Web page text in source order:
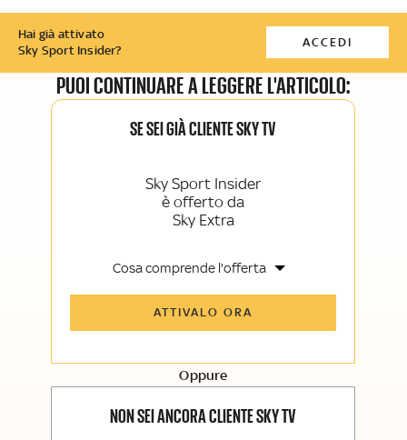
Hai già attivato
Sky Sport Insider?
ACCEDI
PUOI CONTINUARE A LEGGERE L'ARTICOLO:
SE SEI GIÀ CLIENTE SKY TV
Sky Sport Insider
è offerto da
Sky Extra
Cosa comprende l'offerta
Sky TG24 Insider
Sport e Sky TG24
La newsletter esclusiva di Sky Sport
ATTIVALO ORA
Oppure
NON SEI ANCORA CLIENTE SKY TV